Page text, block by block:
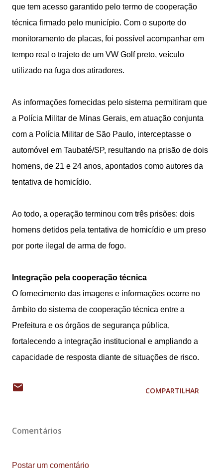
que tem acesso garantido pelo termo de cooperação
técnica firmado pelo município. Com o suporte do
monitoramento de placas, foi possível acompanhar em
tempo real o trajeto de um VW Golf preto, veículo
utilizado na fuga dos atiradores.
As informações fornecidas pelo sistema permitiram que
a Polícia Militar de Minas Gerais, em atuação conjunta
com a Polícia Militar de São Paulo, interceptasse o
automóvel em Taubaté/SP, resultando na prisão de dois
homens, de 21 e 24 anos, apontados como autores da
tentativa de homicídio.
Ao todo, a operação terminou com três prisões: dois
homens detidos pela tentativa de homicídio e um preso
por porte ilegal de arma de fogo.
Integração pela cooperação técnica
O fornecimento das imagens e informações ocorre no
âmbito do sistema de cooperação técnica entre a
Prefeitura e os órgãos de segurança pública,
fortalecendo a integração institucional e ampliando a
capacidade de resposta diante de situações de risco.
COMPARTILHAR
Comentários
Postar um comentário